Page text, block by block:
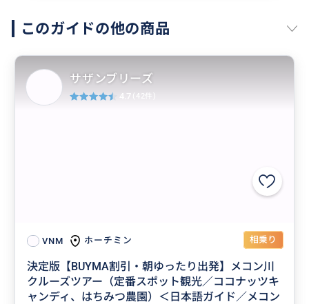
このガイドの他の商品
VNM ホーチミン 相乗り
決定版【BUYMA割引・朝ゆったり出発】メコン川
クルーズツアー（定番スポット観光／ココナッツキ
ャンディ、はちみつ農園）＜日本語ガイド／メコン
サザンブリーズ
4.7 (42件)